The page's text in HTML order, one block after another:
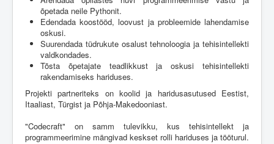
õpetada neile Pythonit.
Edendada koostööd, loovust ja probleemide lahendamise
oskusi.
Suurendada tüdrukute osalust tehnoloogia ja tehisintellekti
valdkondades.
Tõsta õpetajate teadlikkust ja oskusi tehisintellekti
rakendamiseks hariduses.
Projekti partneriteks on koolid ja haridusasutused Eestist,
Itaaliast, Türgist ja Põhja-Makedooniast.
"Codecraft" on samm tulevikku, kus tehisintellekt ja
programmeerimine mängivad keskset rolli hariduses ja tööturul.